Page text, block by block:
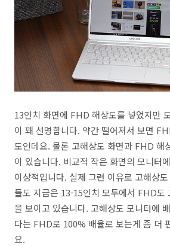
13인치 화면에 FHD 해상도를 넣었지만
이 꽤 선명합니다. 약간 떨어져서 보면
도인데요. 물론 고해상도 화면과 FHD 해
이 있습니다. 비교적 작은 화면의 모니터
이상적입니다. 실제 그런 이유로 고해상
들도 지금은 13-15인치 모두에서 FHD도
을 보이고 있습니다. 고해상도 모니터에
다는 FHD로 100% 배율로 보는게 좀 더
요.